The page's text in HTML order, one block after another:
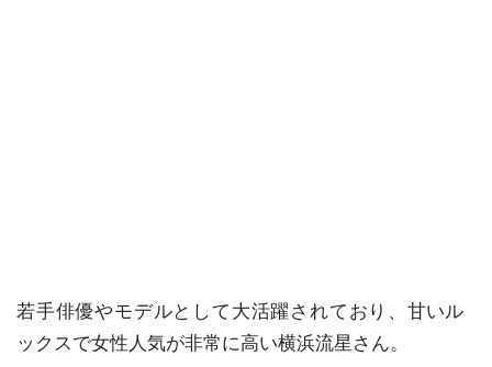
若手俳優やモデルとして大活躍されており、 甘いル
ックスで女性人気が非常に高い横浜流星さん。